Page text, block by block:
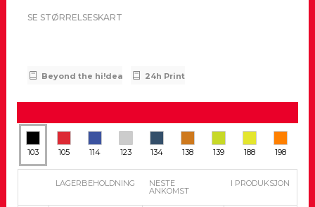
SE STØRRELSESKART
Beyond the hi!dea 24h Print
103 105 114 123 134 138 139 188 198
LAGERBEHOLDNING NESTE
ANKOMST
I PRODUKSJON